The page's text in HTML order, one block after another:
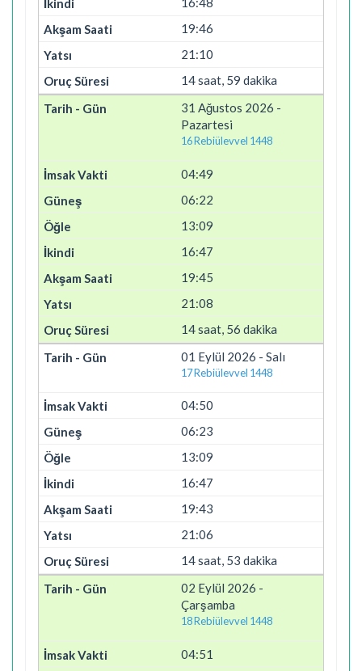
19:46
21:10
14 saat, 59 dakika
31 Ağustos 2026 -
Pazartesi
16 Rebiülevvel 1448
04:49
06:22
13:09
16:47
19:45
21:08
14 saat, 56 dakika
01 Eylül 2026 - Salı
17 Rebiülevvel 1448
04:50
06:23
13:09
16:47
19:43
21:06
14 saat, 53 dakika
02 Eylül 2026 -
Çarşamba
18 Rebiülevvel 1448
04:51